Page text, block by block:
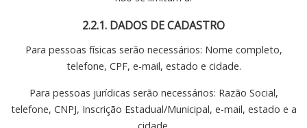
2.2.1. DADOS DE CADASTRO
Para pessoas físicas serão necessários: Nome completo,
telefone, CPF, e-mail, estado e cidade.
Para pessoas jurídicas serão necessários: Razão Social,
telefone, CNPJ, Inscrição Estadual/Municipal, e-mail, estado e a